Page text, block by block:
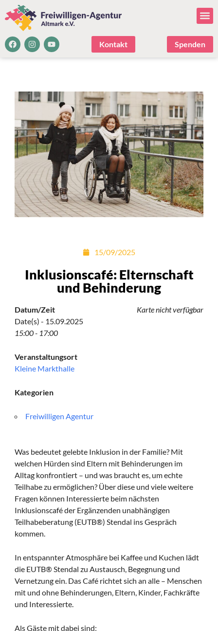
Kontakt Spenden
15/09/2025
Inklusionscafé: Elternschaft
und Behinderung
Karte nicht verfügbar
Datum/Zeit
Date(s) - 15.09.2025
15:00 - 17:00
Veranstaltungsort
Kleine Markthalle
Kategorien
Freiwilligen Agentur
Was bedeutet gelebte Inklusion in der Familie? Mit
welchen Hürden sind Eltern mit Behinderungen im
Alltag konfrontiert – und was braucht es, um echte
Teilhabe zu ermöglichen? Über diese und viele weitere
Fragen können Interessierte beim nächsten
Inklusionscafé der Ergänzenden unabhängigen
Teilhabeberatung (EUTB®) Stendal ins Gespräch
kommen.
In entspannter Atmosphäre bei Kaffee und Kuchen lädt
die EUTB® Stendal zu Austausch, Begegnung und
Vernetzung ein. Das Café richtet sich an alle – Menschen
mit und ohne Behinderungen, Eltern, Kinder, Fachkräfte
und Interessierte.
Als Gäste mit dabei sind: